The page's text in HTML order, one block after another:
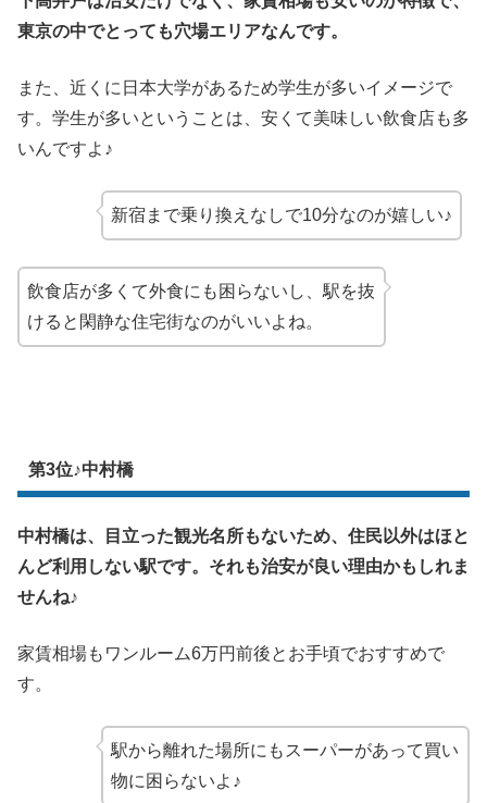
東京の中でとっても穴場エリアなんです。
また、近くに日本大学があるため学生が多いイメージで
す。学生が多いということは、安くて美味しい飲食店も多
いんですよ♪
新宿まで乗り換えなしで10分なのが嬉しい♪
飲食店が多くて外食にも困らないし、駅を抜
けると閑静な住宅街なのがいいよね。
第3位♪中村橋
中村橋は、目立った観光名所もないため、住民以外はほと
んど利用しない駅です。それも治安が良い理由かもしれま
せんね♪
家賃相場もワンルーム6万円前後とお手頃でおすすめで
す。
駅から離れた場所にもスーパーがあって買い
物に困らないよ♪